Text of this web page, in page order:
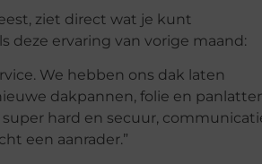
ziet direct wat je kunt
deze ervaring van vorige maand:
We hebben ons dak laten
dakpannen, folie en
hard en secuur,
een aanrader.”